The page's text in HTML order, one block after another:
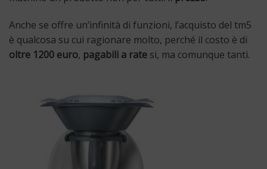
Anche se offre un’infinità di funzioni, l’acquisto del tm5
è qualcosa su cui ragionare molto, perché il costo è di
oltre 1200 euro, pagabili a rate si, ma comunque tanti.